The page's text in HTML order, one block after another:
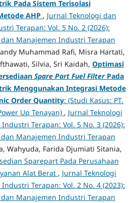
Pada Sistem Terisolasi
AHP , Jurnal Teknologi dan
Terapan: Vol. 5 No. 2 (2026):
dan Manajemen Industri Terapan
Muhammad Rafi, Misra Hartati,
Silvia, Sri Kaidah, Optimasi
Spare Part Fuel FilterPada
Menggunakan Integrasi Metode
Order Quantity: (Studi Kasus: PT.
Up Tenayan) , Jurnal Teknologi
Terapan: Vol. 5 No. 3 (2026):
dan Manajemen Industri Terapan
Wahyuda, Farida Djumiati Sitania,
Sparepart Pada Perusahaan
Alat Berat , Jurnal Teknologi
Terapan: Vol. 2 No. 4 (2023):
dan Manajemen Industri Terapan